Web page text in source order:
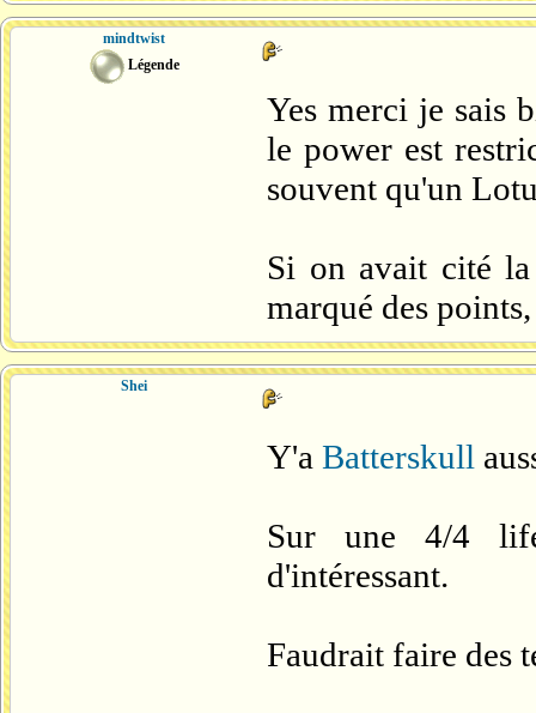
mindtwist
Légende
Yes merci je sais
le power est
souvent qu'un
Si on avait cité la
marqué des
Shei
Y'a Batterskull
Sur une 4/4
d'intéressant.
Faudrait faire des